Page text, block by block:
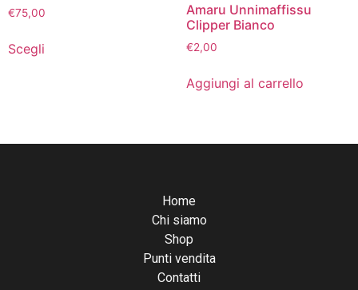
€75,00
Scegli
Amaru Unnimaffissu
Clipper Bianco
€2,00
Aggiungi al carrello
Home
Chi siamo
Shop
Punti vendita
Contatti